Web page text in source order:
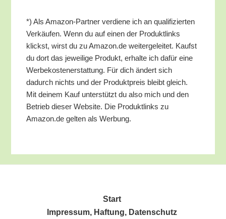
*) Als Ama­zon-Part­ner ver­die­ne ich an qua­li­fi­zier­ten
Ver­käu­fen. Wenn du auf einen der Pro­dukt­links
klickst, wirst du zu Amazon.de wei­ter­ge­lei­tet. Kaufst
du dort das jewei­li­ge Pro­dukt, erhal­te ich dafür eine
Wer­be­kos­ten­er­stat­tung. Für dich ändert sich
dadurch nichts und der Pro­dukt­preis bleibt gleich.
Mit dei­nem Kauf unter­stützt du also mich und den
Betrieb die­ser Web­site. Die Pro­dukt­links zu
Amazon.de gel­ten als Werbung.
Start
Impres­sum, Haf­tung, Datenschutz